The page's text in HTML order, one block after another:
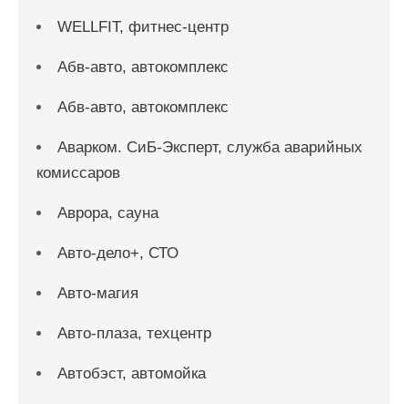
WELLFIT, фитнес-центр
Абв-авто, автокомплекс
Абв-авто, автокомплекс
Аварком. СиБ-Эксперт, служба аварийных
комиссаров
Аврора, сауна
Авто-дело+, СТО
Авто-магия
Авто-плаза, техцентр
Автобэст, автомойка